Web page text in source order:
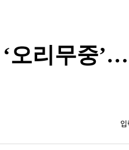
오리무중